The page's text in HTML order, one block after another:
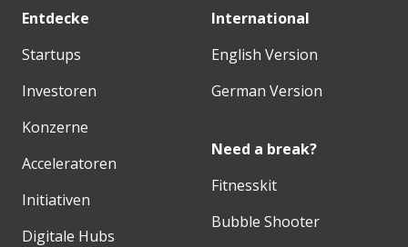
Entdecke
Startups
Investoren
Konzerne
Acceleratoren
Initiativen
Digitale Hubs
International
English Version
German Version
Need a break?
Fitnesskit
Bubble Shooter